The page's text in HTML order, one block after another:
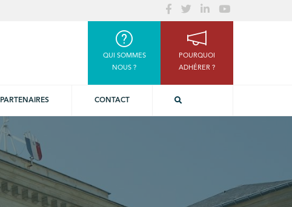
QUI SOMMES
NOUS ?
POURQUOI
ADHÉRER ?
PARTENAIRES CONTACT